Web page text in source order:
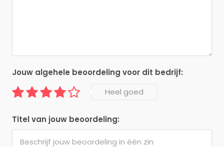
Jouw algehele beoordeling voor dit bedrijf:
Heel goed
Titel van jouw beoordeling: